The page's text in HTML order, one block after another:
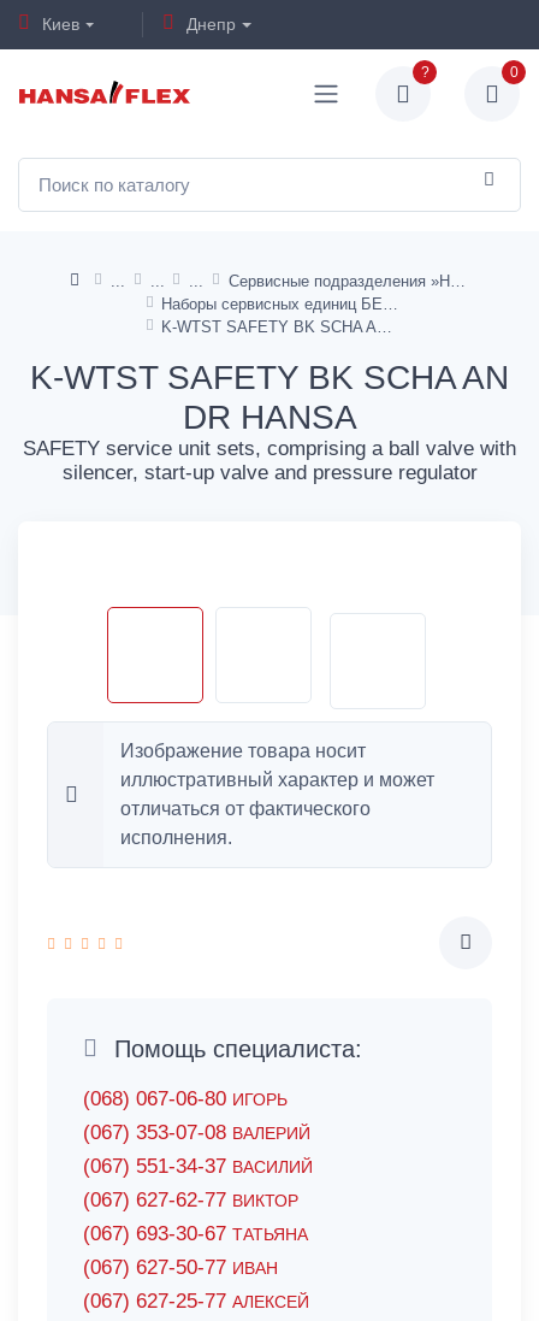
Киев Днепр
? 0
Сервисные подразделения »HANSA«
K-WTST SAFETY BK SCHA AN
DR HANSA
SAFETY service unit sets, comprising a ball valve with
silencer, start-up valve and pressure regulator
Изображение товара носит
иллюстративный характер и может
отличаться от фактического
исполнения.
Помощь специалиста:
(068) 067-06-80 ИГОРЬ
(067) 353-07-08 ВАЛЕРИЙ
(067) 551-34-37 ВАСИЛИЙ
(067) 627-62-77 ВИКТОР
(067) 693-30-67 ТАТЬЯНА
(067) 627-50-77 ИВАН
(067) 627-25-77 АЛЕКСЕЙ